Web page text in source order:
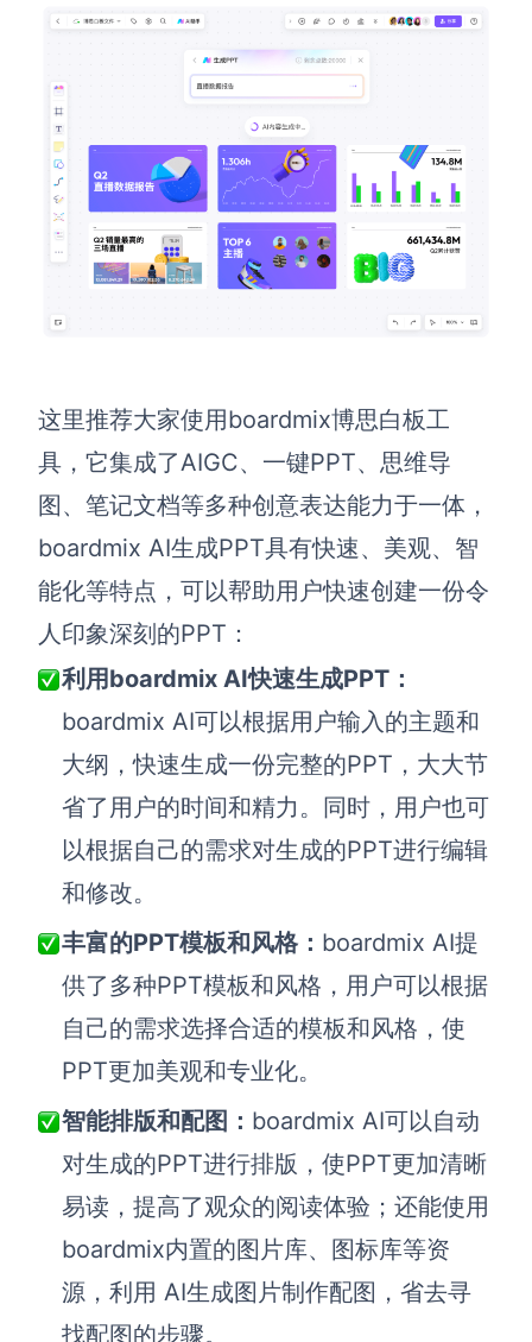
这里推荐大家使用boardmix博思白板工
具，它集成了AIGC、一键PPT、思维导
图、笔记文档等多种创意表达能力于一体，
boardmix AI生成PPT具有快速、美观、智
能化等特点，可以帮助用户快速创建一份令
人印象深刻的PPT：
利用boardmix AI快速生成PPT ：
boardmix AI可以根据用户输入的主题和
大纲，快速生成一份完整的PPT，大大节
省了用户的时间和精力。同时，用户也可
以根据自己的需求对生成的PPT进行编辑
和修改。
丰富的PPT模板和风格 ： boardmix AI提
供了多种PPT模板和风格，用户可以根据
自己的需求选择合适的模板和风格，使
PPT更加美观和专业化。
智能排版和配图 ： boardmix AI可以自动
对生成的PPT进行排版，使PPT更加清晰
易读，提高了观众的阅读体验 ；还能使用
boardmix内置的图片库、图标库等资
源，利用 AI生成图片制作配图，省去寻
找配图的步骤。